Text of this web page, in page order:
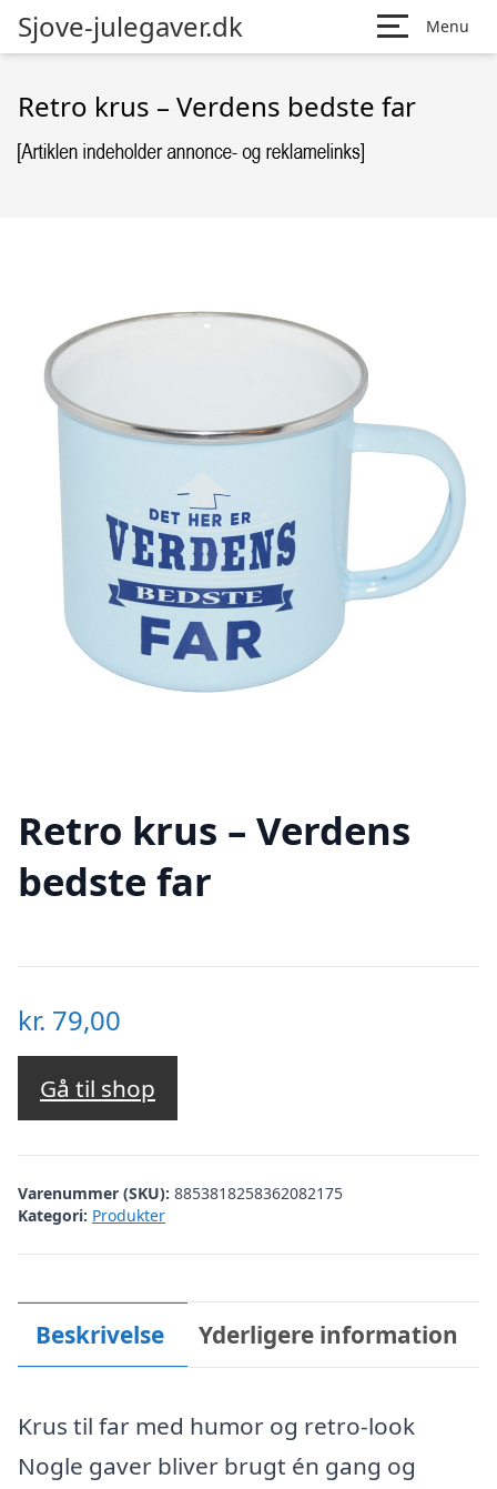
Sjove-julegaver.dk Menu
Retro krus – Verdens bedste far
Retro krus – Verdens
bedste far
kr. 79,00
Gå til shop
Varenummer (SKU): 8853818258362082175
Kategori: Produkter
Beskrivelse Yderligere information
Krus til far med humor og retro-look
Nogle gaver bliver brugt én gang og